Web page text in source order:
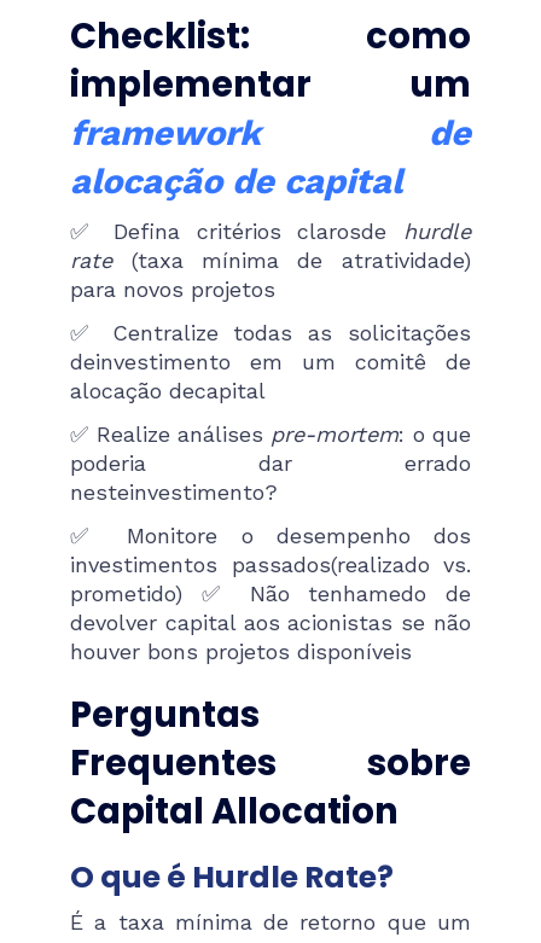
Checklist: como
implementar um
framework de
alocação de capital
✅ Defina critérios clarosde
hurdle
rate(taxa mínima de atratividade)
para novos projetos
✅ Centralize todas as solicitações
deinvestimento em um comitê de
alocação decapital
✅ Realize análises pre-mortem: o que
poderia dar errado
nesteinvestimento?
✅ Monitore o desempenho dos
investimentos passados(realizado vs.
prometido) ✅ Não tenhamedo de
devolver capital aos acionistas se não
houver bons projetos disponíveis
Perguntas
Frequentes sobre
Capital Allocation
O que é Hurdle Rate?
É a taxa mínima de retorno que um